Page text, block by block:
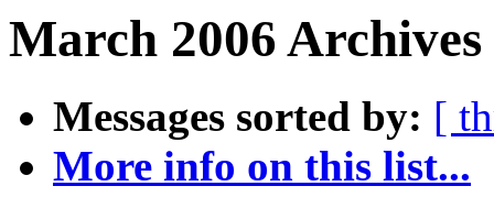
March 2006
Messages sorted by: [
More info on this list...